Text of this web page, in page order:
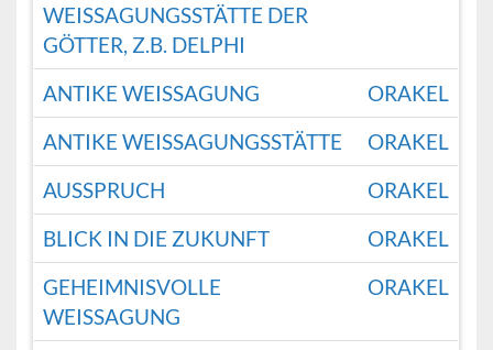
WEISSAGUNGSSTÄTTE DER
GÖTTER, Z.B. DELPHI
ANTIKE WEISSAGUNG
ORAKEL
ANTIKE WEISSAGUNGSSTÄTTE
ORAKEL
AUSSPRUCH
ORAKEL
BLICK IN DIE ZUKUNFT
ORAKEL
GEHEIMNISVOLLE
WEISSAGUNG
ORAKEL